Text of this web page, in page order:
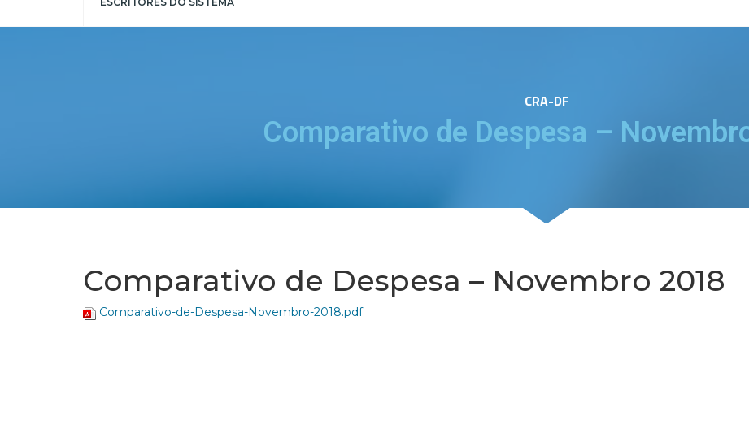
CRA-DF
Comparativo de Despesa –
Comparativo de Despesa – Novembro 2018
Comparativo-de-Despesa-Novembro-2018.pdf